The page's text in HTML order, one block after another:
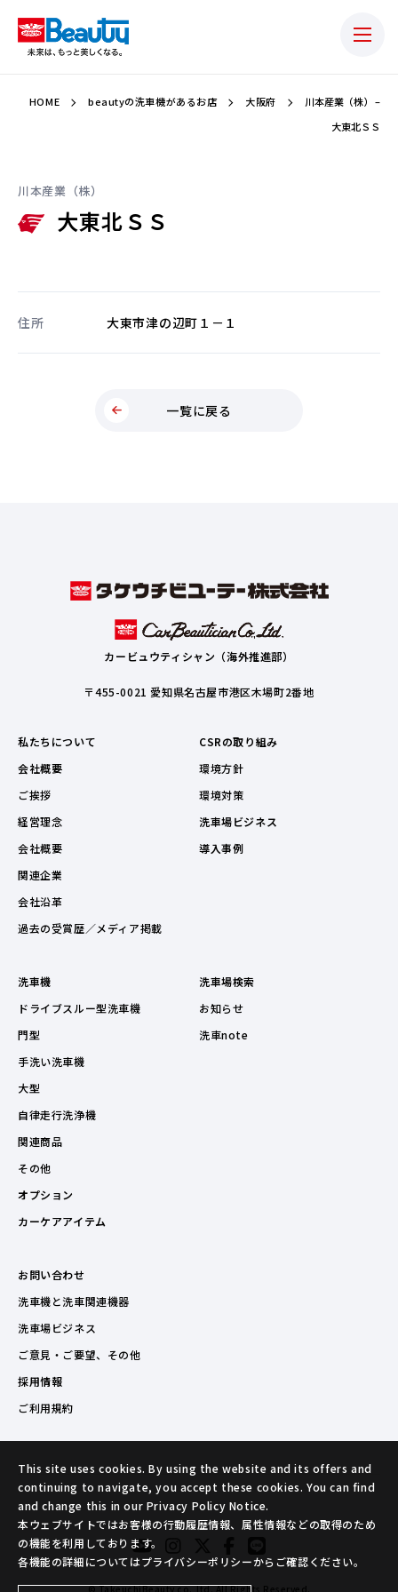
HOME beautyの洗車機があるお店 大阪府
川本産業（株） –
大東北ＳＳ
川本産業（株）
大東北ＳＳ
住所 大東市津の辺町１－１
一覧に戻る
カービュウティシャン（海外推進部）
〒455-0021 愛知県名古屋市港区木場町2番地
私たちについて
会社概要
ご挨拶
経営理念
会社概要
関連企業
会社沿革
過去の受賞歴／メディア掲載
CSRの取り組み
環境方針
環境対策
洗車場ビジネス
導入事例
洗車機
ドライブスルー型洗車機
門型
手洗い洗車機
大型
自律走行洗浄機
関連商品
その他
オプション
カーケアアイテム
洗車場検索
お知らせ
洗車note
お問い合わせ
洗車機と洗車関連機器
洗車場ビジネス
ご意見・ご要望、その他
採用情報
ご利用規約
© TakeuchiBeauty co.,ltd. All Rights Reserved.
This site uses cookies. By using the website and its offers and
continuing to navigate, you accept these cookies. You can find
and change this in our Privacy Policy Notice.
本ウェブサイトではお客様の行動履歴情報、属性情報などの取得のため
の機能を利用しております。
各機能の詳細についてはプライバシーポリシーからご確認ください。